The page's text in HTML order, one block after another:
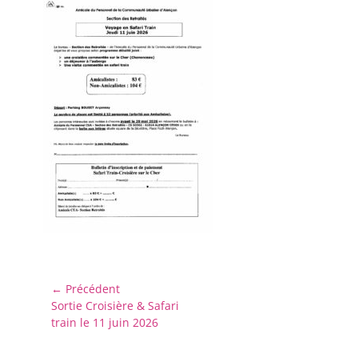
Navigation
de
l’article
← Précédent
Article
précédent :
Sortie Croisière & Safari
train le 11 juin 2026